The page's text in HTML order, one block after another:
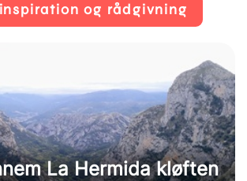
og rådgivning
La Hermida kløften